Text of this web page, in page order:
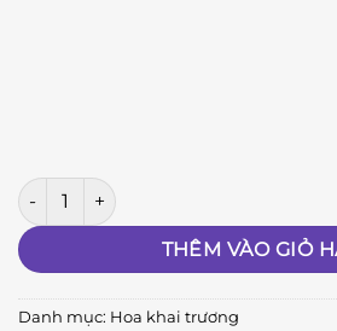
Khai Trương Hồng Phát H06 số lượng
THÊM VÀO GIỎ
Danh mục: Hoa khai trương